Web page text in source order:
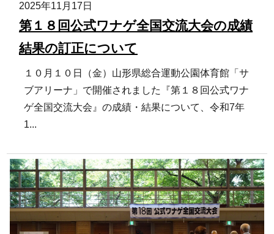
2025年11月17日
第１８回公式ワナゲ全国交流大会の成績
結果の訂正について
１０月１０日（金）山形県総合運動公園体育館「サ
ブアリーナ」で開催されました『第１８回公式ワナ
ゲ全国交流大会』の成績・結果について、令和7年
1...